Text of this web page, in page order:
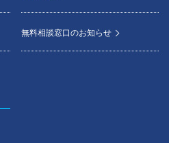
無料相談窓口のお知らせ